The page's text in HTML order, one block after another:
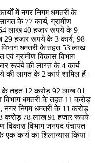
में नगर निगम धमतरी के
के 77 कार्य, ग्रामीण
लाख 40 हजार रूपये के 9
29 हजार रूपये के 3 कार्य, 98
धमतरी के तहत 53 लाख
ग्रामीण विकास विभाग
रूपये की लागत के 4 कार्य
लागत के 2 कार्य शामिल हैं।
के तहत 12 करोड़ 92 लाख 01
विभाग धमतरी के तहत 11 करोड़
नगर निगम धमतरी के 11 करोड़
3 करोड़ 78 लाख 91 हजार रूपये
विकास विभाग जनपद पंचायत
कार्य का शिलान्यास किया।